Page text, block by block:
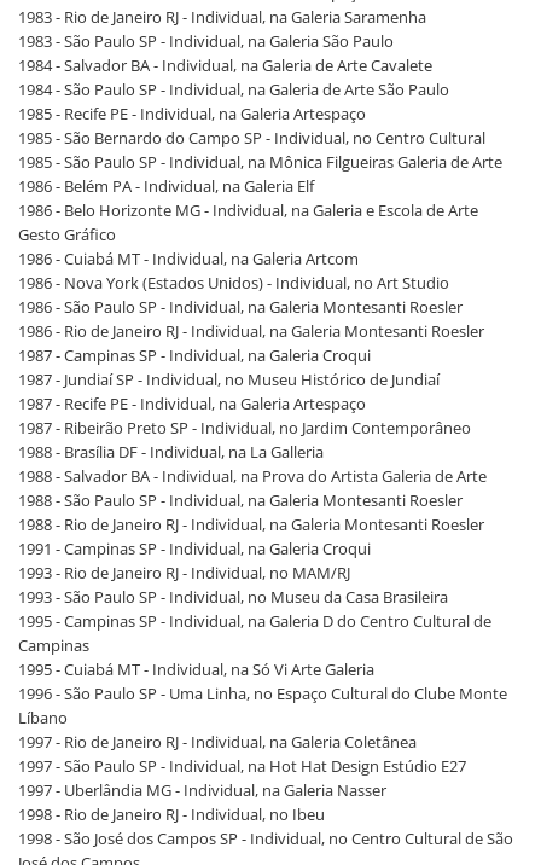
1983 - Rio de Janeiro RJ - Individual, na Galeria Saramenha
1983 - São Paulo SP - Individual, na Galeria São Paulo
1984 - Salvador BA - Individual, na Galeria de Arte Cavalete
1984 - São Paulo SP - Individual, na Galeria de Arte São Paulo
1985 - Recife PE - Individual, na Galeria Artespaço
1985 - São Bernardo do Campo SP - Individual, no Centro Cultural
1985 - São Paulo SP - Individual, na Mônica Filgueiras Galeria de Arte
1986 - Belém PA - Individual, na Galeria Elf
1986 - Belo Horizonte MG - Individual, na Galeria e Escola de Arte
Gesto Gráfico
1986 - Cuiabá MT - Individual, na Galeria Artcom
1986 - Nova York (Estados Unidos) - Individual, no Art Studio
1986 - São Paulo SP - Individual, na Galeria Montesanti Roesler
1986 - Rio de Janeiro RJ - Individual, na Galeria Montesanti Roesler
1987 - Campinas SP - Individual, na Galeria Croqui
1987 - Jundiaí SP - Individual, no Museu Histórico de Jundiaí
1987 - Recife PE - Individual, na Galeria Artespaço
1987 - Ribeirão Preto SP - Individual, no Jardim Contemporâneo
1988 - Brasília DF - Individual, na La Galleria
1988 - Salvador BA - Individual, na Prova do Artista Galeria de Arte
1988 - São Paulo SP - Individual, na Galeria Montesanti Roesler
1988 - Rio de Janeiro RJ - Individual, na Galeria Montesanti Roesler
1991 - Campinas SP - Individual, na Galeria Croqui
1993 - Rio de Janeiro RJ - Individual, no MAM/RJ
1993 - São Paulo SP - Individual, no Museu da Casa Brasileira
1995 - Campinas SP - Individual, na Galeria D do Centro Cultural de
Campinas
1995 - Cuiabá MT - Individual, na Só Vi Arte Galeria
1996 - São Paulo SP - Uma Linha, no Espaço Cultural do Clube Monte
Líbano
1997 - Rio de Janeiro RJ - Individual, na Galeria Coletânea
1997 - São Paulo SP - Individual, na Hot Hat Design Estúdio E27
1997 - Uberlândia MG - Individual, na Galeria Nasser
1998 - Rio de Janeiro RJ - Individual, no Ibeu
1998 - São José dos Campos SP - Individual, no Centro Cultural de São